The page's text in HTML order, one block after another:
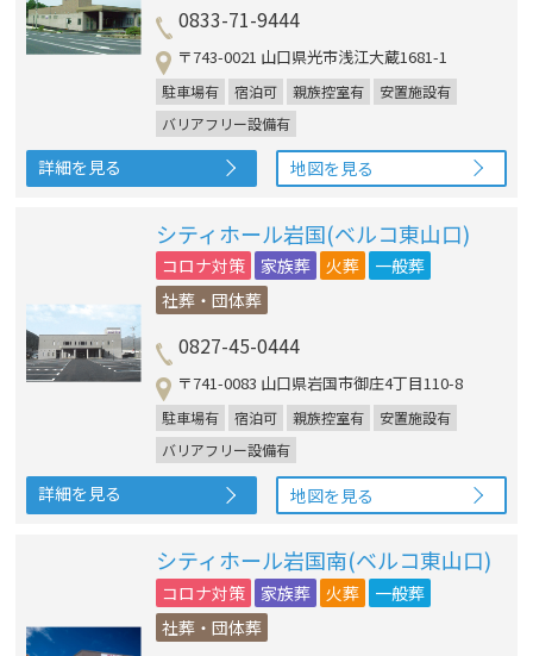
0833-71-9444
〒743-0021 山口県光市浅江大蔵1681-1
駐車場有 宿泊可 親族控室有
安置施設有
バリアフリー設備有
詳細を見る 地図を見る
シティホール岩国(ベルコ東山口)
コロナ対策 家族葬 火葬
一般葬
社葬・団体葬
0827-45-0444
〒741-0083 山口県岩国市御庄4丁目110-8
駐車場有 宿泊可 親族控室有
安置施設有
バリアフリー設備有
詳細を見る 地図を見る
シティホール岩国南(ベルコ東山口)
コロナ対策 家族葬 火葬
一般葬
社葬・団体葬